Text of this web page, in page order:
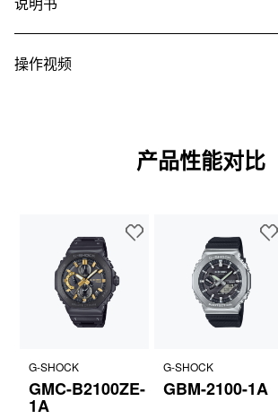
操作视频
产品性能对比
G-SHOCK
GMC-B2100ZE-
1A
G-SHOCK
GBM-2100-1A